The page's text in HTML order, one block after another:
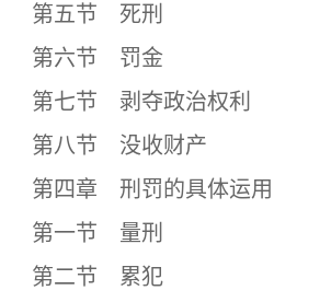
第五节 死刑
第六节 罚金
第七节 剥夺政治权利
第八节 没收财产
第四章 刑罚的具体运用
第一节 量刑
第二节 累犯